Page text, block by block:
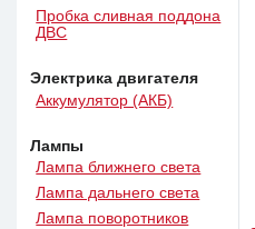
Пробка сливная поддона
ДВС
Электрика двигателя
Аккумулятор (АКБ)
Лампы
Лампа ближнего света
Лампа дальнего света
Лампа поворотников